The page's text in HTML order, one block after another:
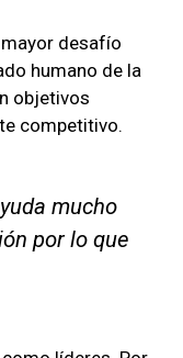
desafío
humano de la
objetivos
competitivo.
mucho
por lo que